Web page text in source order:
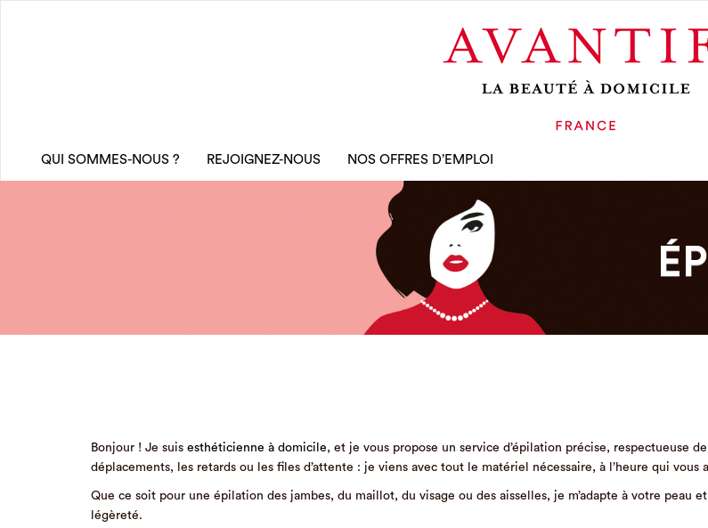
QUI SOMMES-NOUS ? REJOIGNEZ-NOUS NOS OFFRES D’EMPLOI
Bonjour ! Je suis esthéticienne à domicile, et je vous propose un service d’épilation précise, respectueuse
déplacements, les retards ou les files d’attente : je viens avec tout le matériel nécessaire, à l’heure qui vous
Que ce soit pour une épilation des jambes, du maillot, du visage ou des aisselles, je m’adapte à votre
légèreté.